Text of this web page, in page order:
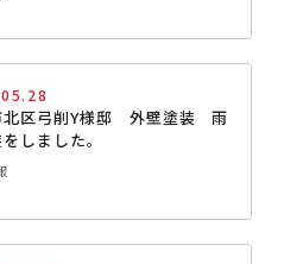
北区弓削Y様邸 外壁塗装 雨
しました。